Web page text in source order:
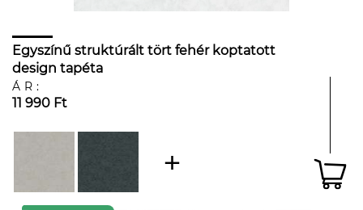
Egyszínű struktúrált tört fehér koptatott
design tapéta
ÁR:
11 990 Ft